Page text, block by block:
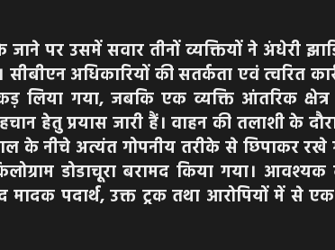
जाने पर उसमें सवार तीनों व्यक्तियों ने अंधेरी
सीबीएन अधिकारियों की सतर्कता एवं त्वरित
लिया गया, जबकि एक व्यक्ति आंतरिक
हेतु प्रयास जारी हैं। वाहन की तलाशी के
के नीचे अत्यंत गोपनीय तरीके से छिपाकर रखे
डोडाचूरा बरामद किया गया।
मादक पदार्थ, उक्त ट्रक तथा आरोपियों में से